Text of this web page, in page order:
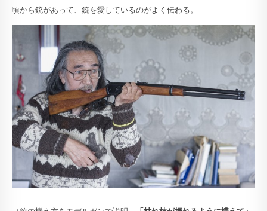
頃から銃があって、銃を愛しているのがよく伝わる。